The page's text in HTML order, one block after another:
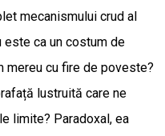
mecanismului crud al
este ca un costum de
mereu cu fire de poveste?
lustruită care ne
limite? Paradoxal, ea